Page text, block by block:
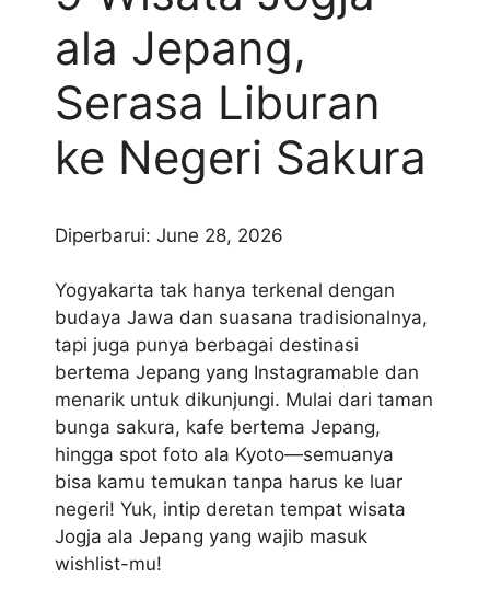
ala Jepang,
Serasa Liburan
ke Negeri Sakura
Diperbarui: June 28, 2026
Yogyakarta tak hanya terkenal dengan
budaya Jawa dan suasana tradisionalnya,
tapi juga punya berbagai destinasi
bertema Jepang yang Instagramable dan
menarik untuk dikunjungi. Mulai dari taman
bunga sakura, kafe bertema Jepang,
hingga spot foto ala Kyoto—semuanya
bisa kamu temukan tanpa harus ke luar
negeri! Yuk, intip deretan tempat wisata
Jogja ala Jepang yang wajib masuk
wishlist-mu!